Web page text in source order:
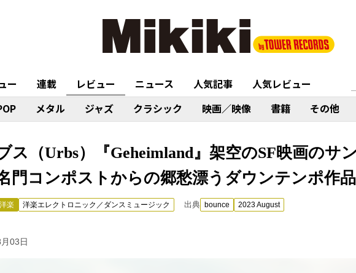
ー 連載 レビュー ニュース 人気記事
人気レビュー
メタル ジャズ クラシック 映画／映像 書籍 その他
ス（Urbs）『Geheimland』架空のSF映画のサ
門コンポストからの郷愁漂うダウンテンポ作品
洋楽 洋楽エレクトロニック／ダンスミュージック 出典 bounce 2023 August
03日